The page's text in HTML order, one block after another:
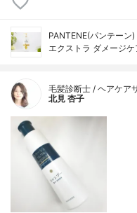
PANTENE(パンテーン)
エクストラ ダメージ
毛髪診断士 / ヘアケア
北見 杏子